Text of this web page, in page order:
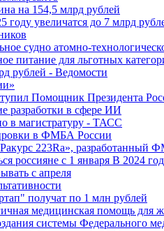
на 154,5 млрд рублей
увеличатся до 7 млрд
судно атомно-
питание для льготных
рублей - Ведомости
Помощник Президента
разработки в сфере ИИ
в магистратуру - ТАСС
в ФМБА России
223Ra»,
россияне с 1 января В 2024
с апреля
получат по 1 млн рублей
медицинская помощь для
системы Федерального